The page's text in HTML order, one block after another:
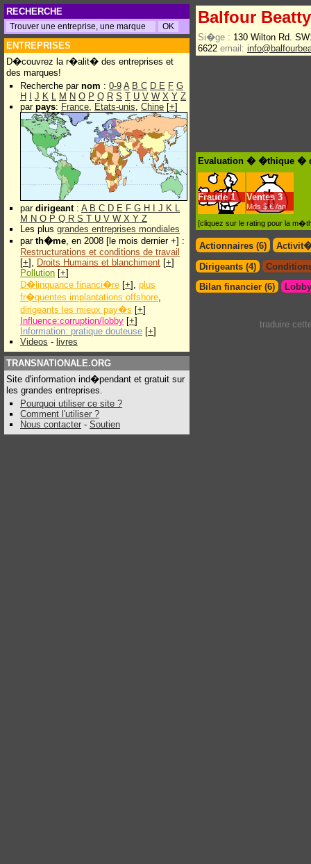
RECHERCHE
ENTREPRISES
D�couvrez la r�alit� des entreprises et
des marques!
Recherche par nom : 0-9 A B C D E F G
H
J K L M N O P Q R S T U V W X Y Z
par pays: France, Etats-unis, Chine [+]
par dirigeant: A B C D E F G H J K L
M N O P Q R S T U V W X Y Z
Les plus grandes entreprises mondiales
par th�me, en 2008 [le mois dernier +] :
Restructurations et conditions de travail
[+], Droits Humains et blanchiment [+]
Pollution [+]
D�linquance financi�re [+], plus
fr�quentes implantations offshore,
dirigeants les mieux pay�s [+]
Influence:corruption/lobby [+]
Information: pratique douteuse [+]
Videos - livres
TRANSNATIONALE.ORG
Site d'information ind�pendant et gratuit sur
les grandes entreprises.
Pourquoi utiliser ce site ?
Comment l'utiliser ?
Nous contacter - Soutien
Balfour
Si�ge : 130 Wilton Rd.
6622 email:
Evaluation � �thique �
Fraude 1 Ventes 3
Mds $.€ /an
[cliquez sur le rating pour la
Actionnaires (6)
Dirigeants (4)
Bilan financier (6)
traduire